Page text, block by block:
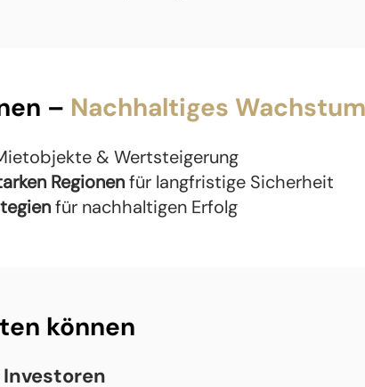
– Nachhaltiges Wachstum
& Wertsteigerung
Regionenfür langfristige Sicherheit
für nachhaltigen Erfolg
können